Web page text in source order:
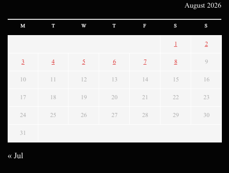
August 2026
M T W T F S S
1 2
3 4 5 6 7 8 9
10 11 12 13 14 15 16
17 18 19 20 21 22 23
24 25 26 27 28 29 30
31
« Jul